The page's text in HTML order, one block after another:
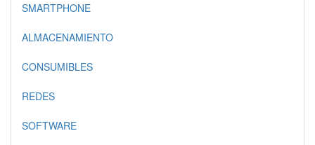
SMARTPHONE
ALMACENAMIENTO
CONSUMIBLES
REDES
SOFTWARE